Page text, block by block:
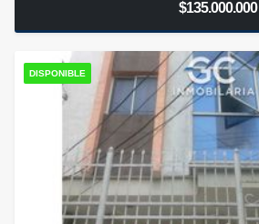
$135.000.000
DISPONIBLE